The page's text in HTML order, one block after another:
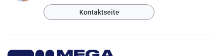
Kontaktseite